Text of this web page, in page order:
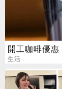
開工咖啡優
生活